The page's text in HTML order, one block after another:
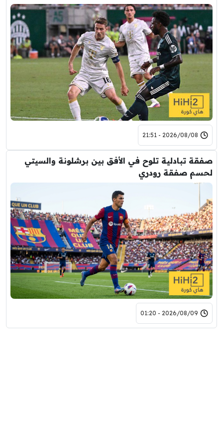
2026/08/08 - 21:51
صفقة تبادلية تلوح في الأفق بين برشلونة والسيتي
لحسم صفقة رودري
2026/08/09 - 01:20